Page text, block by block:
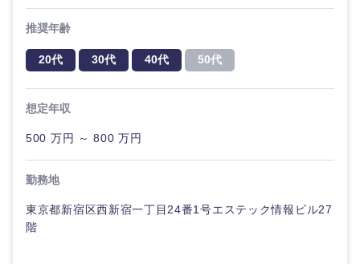
経営ボー
ド
管理
SCM
人事
マーケテ
事業企画・事業開発
事業管理
SCM
マーケティング
営業
サービス
自動車・機械・船舶
素材・化学・金属
秋田県
宮城県 山形県
推奨年齢
20代 30代
40代
フリーワード
推奨年齢
20代 30代 40代 50代
想定年収
500 万円 ～ 800 万円
勤務地
東京都新宿区西新宿一丁目24番1号エステック情報ビル27
階